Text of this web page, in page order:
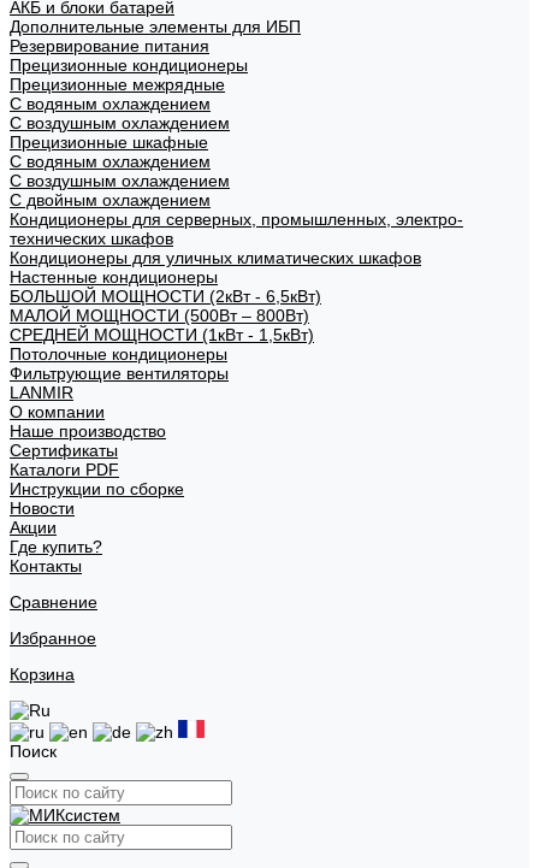
АКБ и блоки батарей
Дополнительные элементы для ИБП
Резервирование питания
Прецизионные кондиционеры
Прецизионные межрядные
С водяным охлаждением
С воздушным охлаждением
Прецизионные шкафные
С водяным охлаждением
С воздушным охлаждением
С двойным охлаждением
Кондиционеры для серверных, промышленных, электро-
технических шкафов
Кондиционеры для уличных климатических шкафов
Настенные кондиционеры
БОЛЬШОЙ МОЩНОСТИ (2кВт - 6,5кВт)
МАЛОЙ МОЩНОСТИ (500Вт – 800Вт)
СРЕДНЕЙ МОЩНОСТИ (1кВт - 1,5кВт)
Потолочные кондиционеры
Фильтрующие вентиляторы
LANMIR
О компании
Наше производство
Сертификаты
Каталоги PDF
Инструкции по сборке
Новости
Акции
Где купить?
Контакты
Сравнение
Избранное
Корзина
Поиск